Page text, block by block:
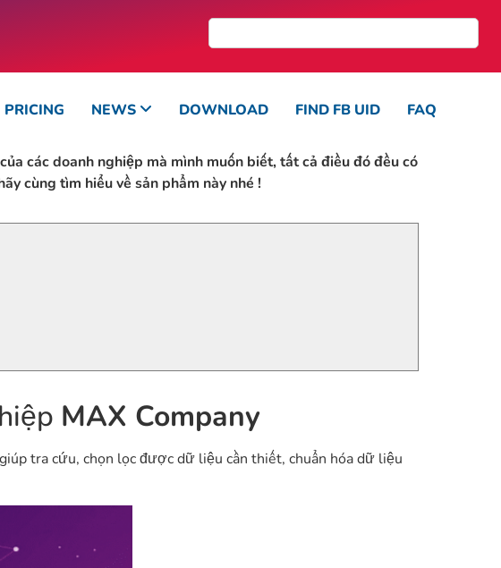
PRICING NEWS DOWNLOAD FIND FB UID FAQ
các doanh nghiệp mà mình muốn biết, tất cả điều đó đều có
cùng tìm hiểu về sản phẩm này nhé !
MAX Company
tra cứu, chọn lọc được dữ liệu cần thiết, chuẩn hóa dữ liệu